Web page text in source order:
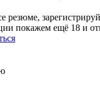
резюме,
покажем ещё 18 и